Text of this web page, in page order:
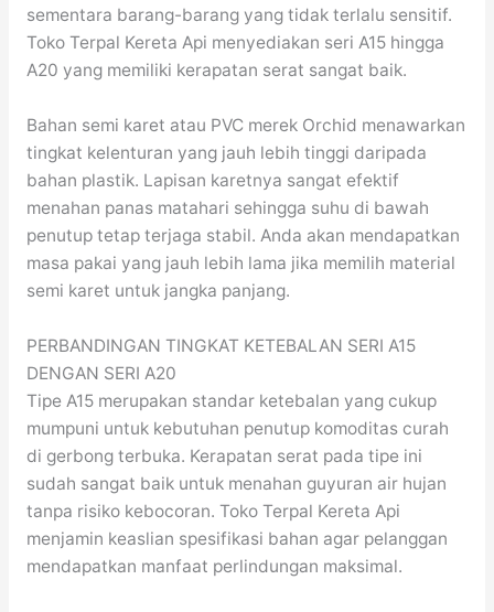
sementara barang-barang yang tidak terlalu sensitif.
Toko Terpal Kereta Api menyediakan seri A15 hingga
A20 yang memiliki kerapatan serat sangat baik.
Bahan semi karet atau PVC merek Orchid menawarkan
tingkat kelenturan yang jauh lebih tinggi daripada
bahan plastik. Lapisan karetnya sangat efektif
menahan panas matahari sehingga suhu di bawah
penutup tetap terjaga stabil. Anda akan mendapatkan
masa pakai yang jauh lebih lama jika memilih material
semi karet untuk jangka panjang.
PERBANDINGAN TINGKAT KETEBALAN SERI A15
DENGAN SERI A20
Tipe A15 merupakan standar ketebalan yang cukup
mumpuni untuk kebutuhan penutup komoditas curah
di gerbong terbuka. Kerapatan serat pada tipe ini
sudah sangat baik untuk menahan guyuran air hujan
tanpa risiko kebocoran. Toko Terpal Kereta Api
menjamin keaslian spesifikasi bahan agar pelanggan
mendapatkan manfaat perlindungan maksimal.